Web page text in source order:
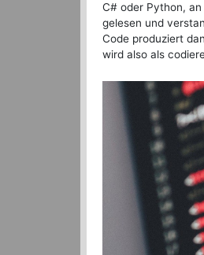
C# oder Python,
gelesen und
Code produziert
wird also als